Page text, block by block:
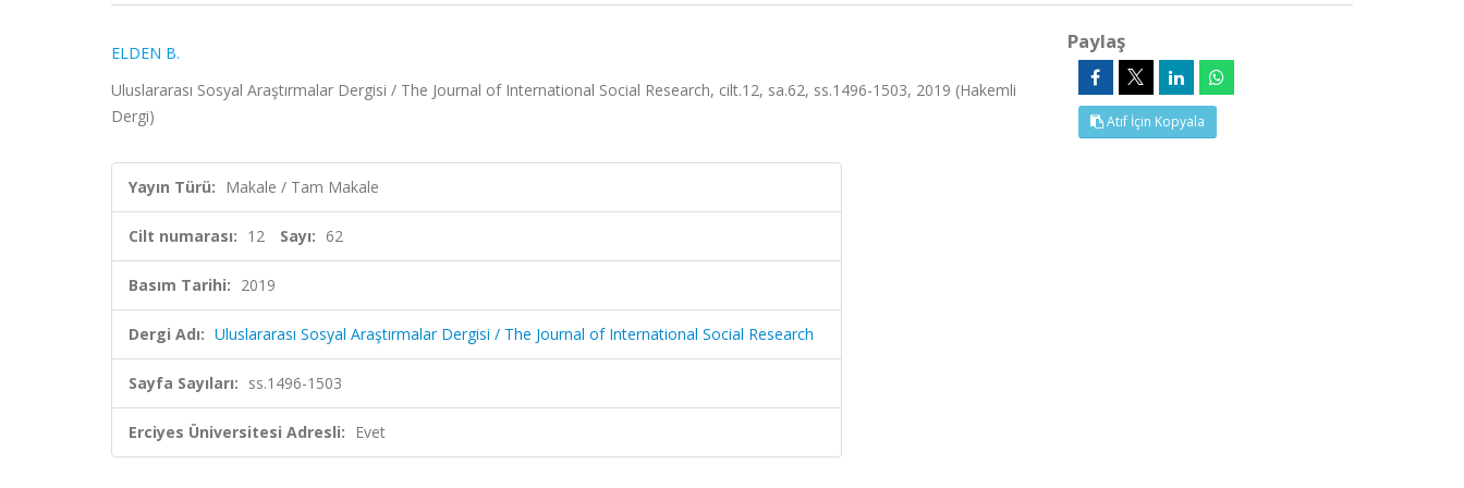
ELDEN B.
Uluslararası Sosyal Araştırmalar Dergisi / The Journal of International Social Research, cilt.12, sa.62, ss.1496-1503, 2019 (Hakemli
Dergi)
Yayın Türü: Makale / Tam Makale
Cilt numarası: 12 Sayı: 62
Basım Tarihi: 2019
Dergi Adı: Uluslararası Sosyal Araştırmalar Dergisi / The Journal of International Social Research
Sayfa Sayıları: ss.1496-1503
Erciyes Üniversitesi Adresli: Evet
Paylaş
Atıf İçin Kopyala